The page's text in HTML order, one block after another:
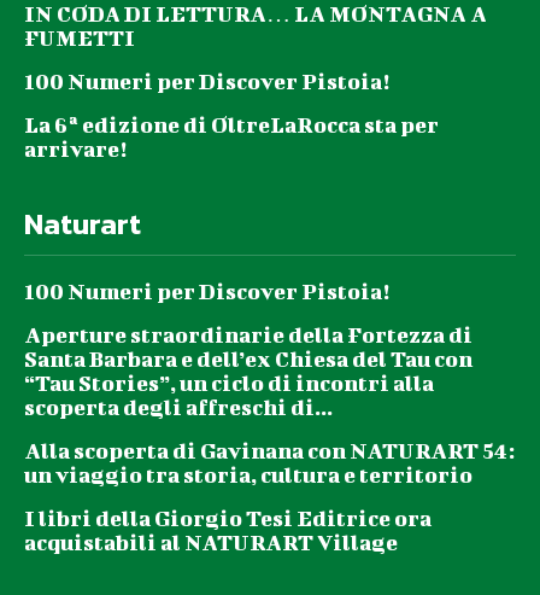
IN CODA DI LETTURA… LA MONTAGNA A
FUMETTI
100 Numeri per Discover Pistoia!
La 6ª edizione di OltreLaRocca sta per
arrivare!
Naturart
100 Numeri per Discover Pistoia!
Aperture straordinarie della Fortezza di
Santa Barbara e dell’ex Chiesa del Tau con
“Tau Stories”, un ciclo di incontri alla
scoperta degli affreschi di...
Alla scoperta di Gavinana con NATURART 54:
un viaggio tra storia, cultura e territorio
I libri della Giorgio Tesi Editrice ora
acquistabili al NATURART Village